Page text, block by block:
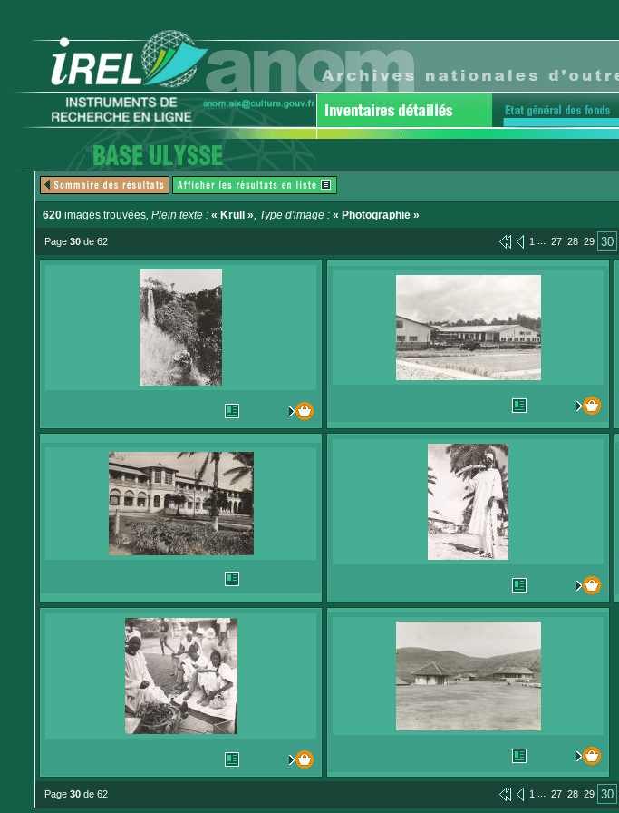
620 images trouvées, Plein texte : « Krull », Type d'image : « Photographie »
Page 30 de 62 1 ... 27 28 29 30
Page 30 de 62 1 ... 27 28 29 30